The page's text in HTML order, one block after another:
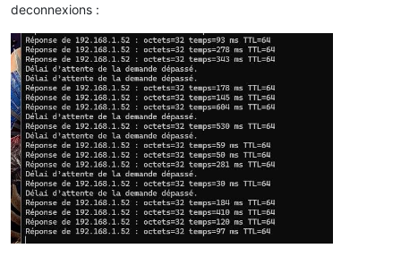
deconnexions :